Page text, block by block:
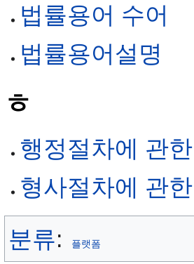
법률용어 수어
법률용어설명
ㅎ
행정절차에 관
형사절차에 관
분류: 플랫폼